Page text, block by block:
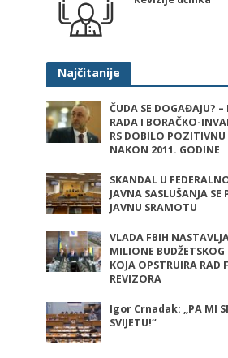
Najčitanije
ČUDA SE DOGAĐAJU?
RADA I BORAČKO-
RS DOBILO POZITIVNU
NAKON 2011. GODINE
SKANDAL U
JAVNA SASLUŠANJA SE
JAVNU SRAMOTU
VLADA FBIH
MILIONE
KOJA OPSTRUIRA RAD
REVIZORA
Igor Crnadak: „PA MI
SVIJETU!“